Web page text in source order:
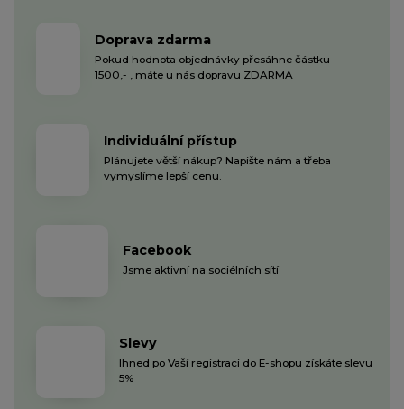
Doprava zdarma
Pokud hodnota objednávky přesáhne částku
1500,- , máte u nás dopravu ZDARMA
Individuální přístup
Plánujete větší nákup? Napište nám a třeba
vymyslíme lepší cenu.
Facebook
Jsme aktivní na sociélních sítí
Slevy
Ihned po Vaší registraci do E-shopu získáte slevu
5%